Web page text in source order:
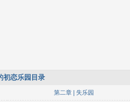
初恋乐园目录
第二章 | 失乐园